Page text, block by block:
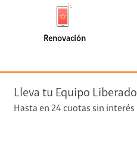
+ Telefonía
streaming
de
faceta
Renovación
(0)
Lleva tu Equipo Liberado
Hasta en 24 cuotas sin interés